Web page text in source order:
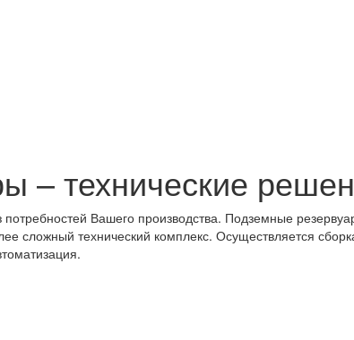
– технические
Вашего производства. Подземные
технический комплекс. Осуществляется